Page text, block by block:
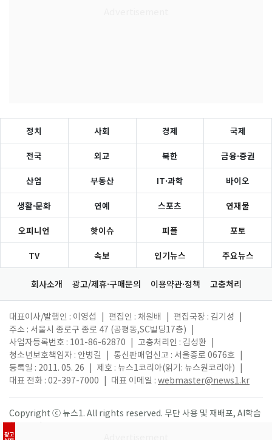
광고
정치 사회 경제 국제
전국 외교 북한 금융·증권
산업 부동산 IT·과학 바이오
생활·문화 연예 스포츠 연재물
오피니언 핫이슈 피플 포토
TV 속보 인기뉴스 주요뉴스
회사소개 광고/제휴·구매문의 이용약관·정책 고충처리
대표이사/발행인 : 이영섭 편집인 : 채원배 편집국장 : 김기성
주소 : 서울시 종로구 종로 47 (공평동,SC빌딩17층)
사업자등록번호 : 101-86-62870
고충처리인 : 김성환
청소년보호책임자 : 안병길
통신판매업신고 : 서울종로 0676호
등록일 : 2011. 05. 26
제호 : 뉴스1코리아(읽기: 뉴스원코리아)
대표 전화 : 02-397-7000
대표 이메일 : webmaster@news1.kr
Copyright ⓒ 뉴스1. All rights reserved. 무단 사용 및 재배포, AI학습